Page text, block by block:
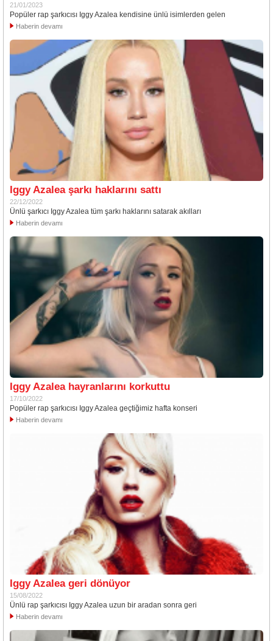
21/01/2023
Popüler rap şarkıcısı Iggy Azalea kendisine ünlü isimlerden gelen
Haberin devamı
Iggy Azalea şarkı haklarını sattı
22/12/2022
Ünlü şarkıcı Iggy Azalea tüm şarkı haklarını satarak akılları
Haberin devamı
Iggy Azalea hayranlarını korkuttu
17/10/2022
Popüler rap şarkıcısı Iggy Azalea geçtiğimiz hafta konseri
Haberin devamı
Iggy Azalea geri dönüyor
15/08/2022
Ünlü rap şarkıcısı Iggy Azalea uzun bir aradan sonra geri
Haberin devamı